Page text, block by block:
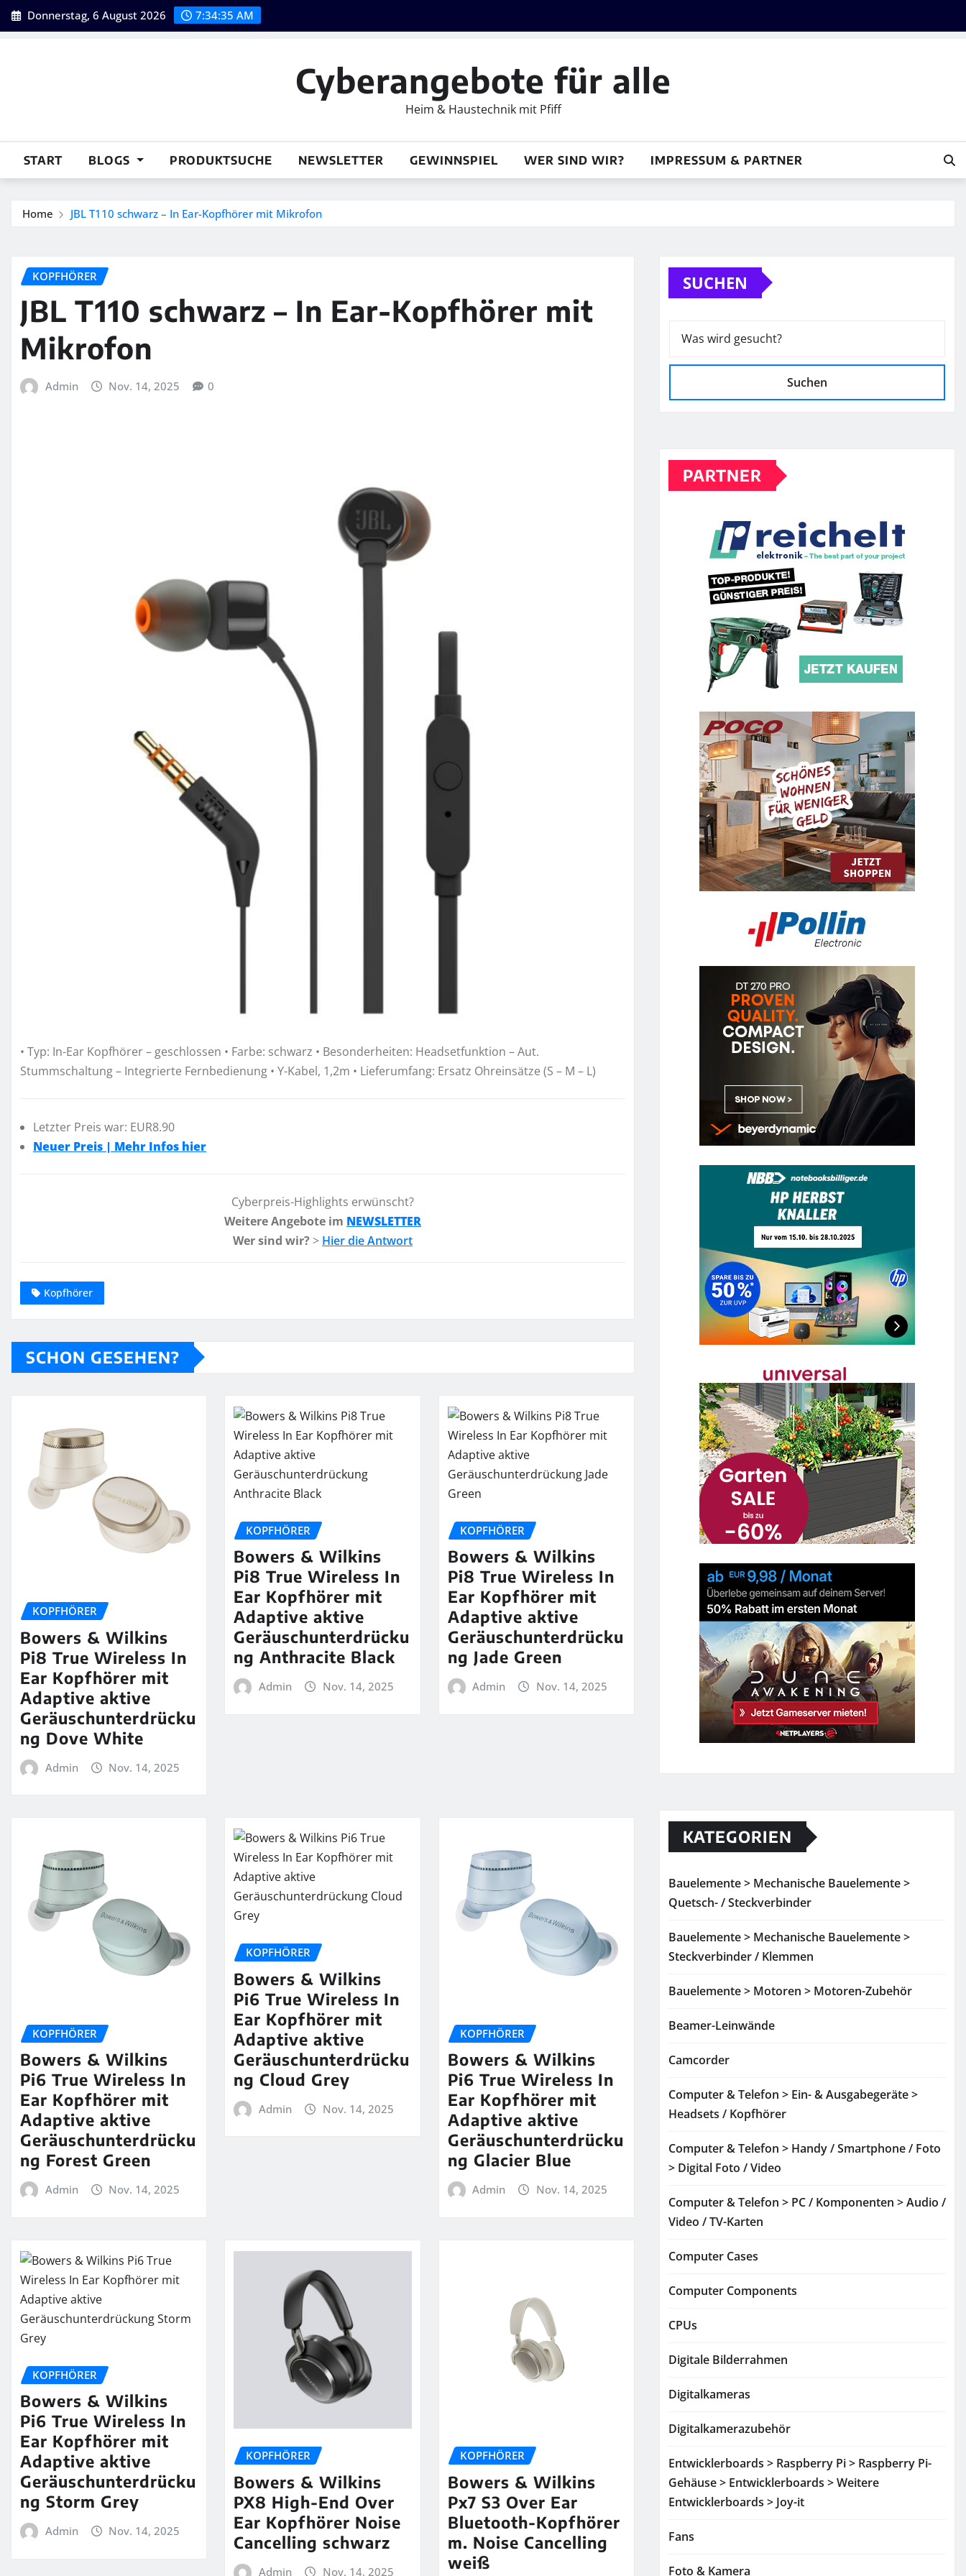
Skip
to
Donnerstag, 6 August 2026 7:34:36 AM
Cyberangebote für alle
Heim & Haustechnik mit Pfiff
START BLOGS PRODUKTSUCHE NEWSLETTER GEWINNSPIEL WER SIND WIR? IMPRESSUM & PARTNER
Home JBL T110 schwarz – In Ear-Kopfhörer mit Mikrofon
KOPFHÖRER
JBL T110 schwarz – In Ear-Kopfhörer mit
Mikrofon
Admin Nov. 14, 2025 0
• Typ: In-Ear Kopfhörer – geschlossen • Farbe: schwarz • Besonderheiten: Headsetfunktion – Aut.
Stummschaltung – Integrierte Fernbedienung • Y-Kabel, 1,2m • Lieferumfang: Ersatz Ohreinsätze (S – M – L)
Letzter Preis war: EUR8.90
Neuer Preis | Mehr Infos hier
Cyberpreis-Highlights erwünscht?
Weitere Angebote im NEWSLETTER
Wer sind wir? > Hier die Antwort
Kopfhörer
SCHON GESEHEN?
KOPFHÖRER
Bowers & Wilkins
Pi8 True Wireless In
Ear Kopfhörer mit
Adaptive aktive
Geräuschunterdrücku
ng Dove White
Admin Nov. 14, 2025
KOPFHÖRER
Bowers & Wilkins
Pi8 True Wireless In
Ear Kopfhörer mit
Adaptive aktive
Geräuschunterdrücku
ng Anthracite Black
Admin Nov. 14, 2025
KOPFHÖRER
Bowers & Wilkins
Pi8 True Wireless In
Ear Kopfhörer mit
Adaptive aktive
Geräuschunterdrücku
ng Jade Green
Admin Nov. 14, 2025
KOPFHÖRER
Bowers & Wilkins
Pi6 True Wireless In
Ear Kopfhörer mit
Adaptive aktive
Geräuschunterdrücku
ng Forest Green
Admin Nov. 14, 2025
KOPFHÖRER
Bowers & Wilkins
Pi6 True Wireless In
Ear Kopfhörer mit
Adaptive aktive
Geräuschunterdrücku
ng Cloud Grey
Admin Nov. 14, 2025
KOPFHÖRER
Bowers & Wilkins
Pi6 True Wireless In
Ear Kopfhörer mit
Adaptive aktive
Geräuschunterdrücku
ng Glacier Blue
Admin Nov. 14, 2025
KOPFHÖRER
Bowers & Wilkins
Pi6 True Wireless In
Ear Kopfhörer mit
Adaptive aktive
Geräuschunterdrücku
ng Storm Grey
Admin Nov. 14, 2025
KOPFHÖRER
Bowers & Wilkins
PX8 High-End Over
Ear Kopfhörer Noise
Cancelling schwarz
Admin Nov. 14, 2025
KOPFHÖRER
Bowers & Wilkins
Px7 S3 Over Ear
Bluetooth-Kopfhörer
m. Noise Cancelling
weiß
SUCHEN
Suchen
PARTNER
KATEGORIEN
Bauelemente > Mechanische Bauelemente >
Quetsch- / Steckverbinder
Bauelemente > Mechanische Bauelemente >
Steckverbinder / Klemmen
Bauelemente > Motoren > Motoren-Zubehör
Beamer-Leinwände
Camcorder
Computer & Telefon > Ein- & Ausgabegeräte >
Headsets / Kopfhörer
Computer & Telefon > Handy / Smartphone / Foto
> Digital Foto / Video
Computer & Telefon > PC / Komponenten > Audio /
Video / TV-Karten
Computer Cases
Computer Components
CPUs
Digitale Bilderrahmen
Digitalkameras
Digitalkamerazubehör
Entwicklerboards > Raspberry Pi > Raspberry Pi-
Gehäuse > Entwicklerboards > Weitere
Entwicklerboards > Joy-it
Fans
Foto & Kamera